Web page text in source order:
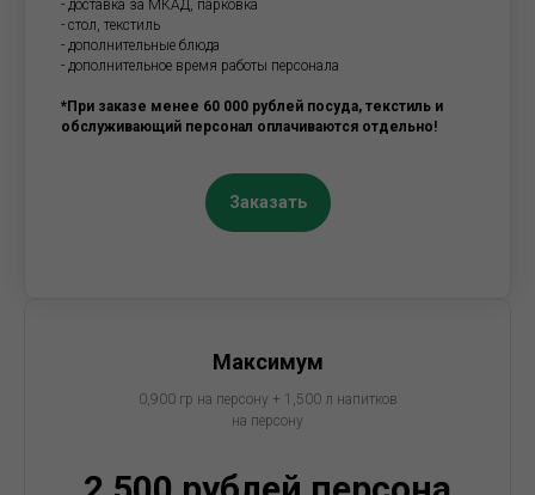
- доставка за МКАД, парковка
- стол, текстиль
- дополнительные блюда
- дополнительное время работы персонала
*При заказе менее 60 000 рублей посуда, текстиль и
обслуживающий персонал оплачиваются отдельно!
Заказать
Максимум
0,900 гр на персону + 1,500 л напитков
на персону